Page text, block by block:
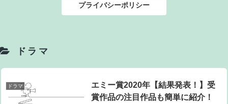
プライバシーポリシー
ドラマ
ドラマ
エミー賞2020年【結果発表！】受
賞作品の注目作品も簡単に紹介！